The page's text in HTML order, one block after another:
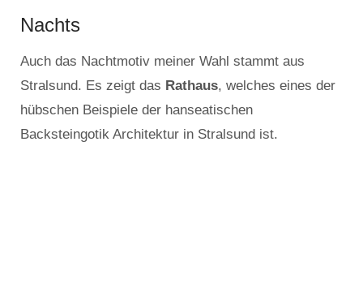
Nachts
Auch das Nachtmotiv meiner Wahl stammt aus
Stralsund. Es zeigt das Rathaus, welches eines der
hübschen Beispiele der hanseatischen
Backsteingotik Architektur in Stralsund ist.